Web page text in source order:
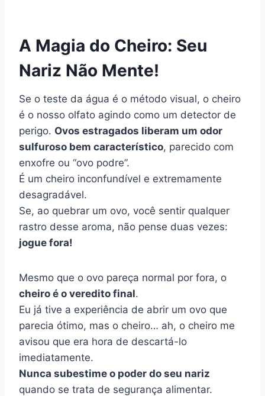
A Magia do Cheiro: Seu
Nariz Não Mente!
Se o teste da água é o método visual, o cheiro
é o nosso olfato agindo como um detector de
perigo. Ovos estragados liberam um odor
sulfuroso bem característico, parecido com
enxofre ou “ovo podre”.
É um cheiro inconfundível e extremamente
desagradável.
Se, ao quebrar um ovo, você sentir qualquer
rastro desse aroma, não pense duas vezes:
jogue fora!
Mesmo que o ovo pareça normal por fora, o
cheiro é o veredito final.
Eu já tive a experiência de abrir um ovo que
parecia ótimo, mas o cheiro… ah, o cheiro me
avisou que era hora de descartá-lo
imediatamente.
Nunca subestime o poder do seu nariz
quando se trata de segurança alimentar.